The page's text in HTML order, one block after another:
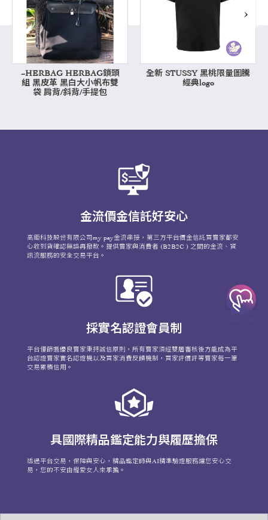
~HERBAG HERBAG鎖頭
組 黑皮革 黑白大小帆布雙
袋 肩背/斜背/手提包
全新 STUSSY 黑桃限量圖騰
經典logo
›
金流價金信託好安心
高鉅科技股份有限公司my pay金流串接，第三方平台價金信託買賣家都安
心收到貨確認無誤再撥款。提供賣家與消費者 (B2B2C ) 之間的金流、資
訊流服務的安全交易平台。
採實名認證會員制
平台僅篩選優良賣家秉持誠信原則，所有賣家須經雙層審核後方能成為平
台認證賣家實名認證機以及買家消費反饋機制，買家評價評等賣家每一筆
交易累積信用。
具國際精品鑑定能力與履歷擔保
透過平台交易，保障與安心，精品鑑定師與AI精準驗證服務讓您安心交
易，您的不安由寵愛女人來承擔。